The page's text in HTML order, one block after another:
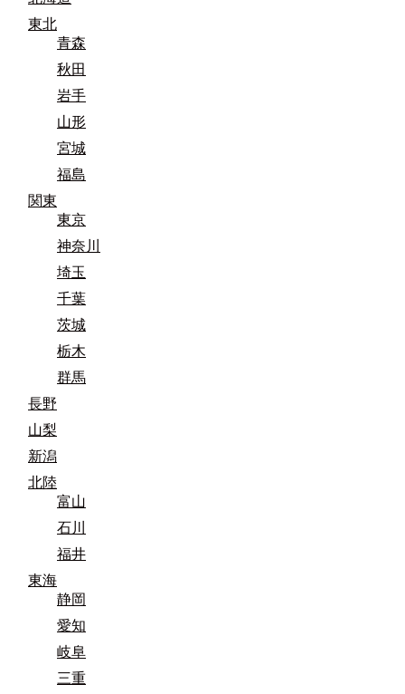
東北
青森
秋田
岩手
山形
宮城
福島
関東
東京
神奈川
埼玉
千葉
茨城
栃木
群馬
長野
山梨
新潟
北陸
富山
石川
福井
東海
静岡
愛知
岐阜
三重